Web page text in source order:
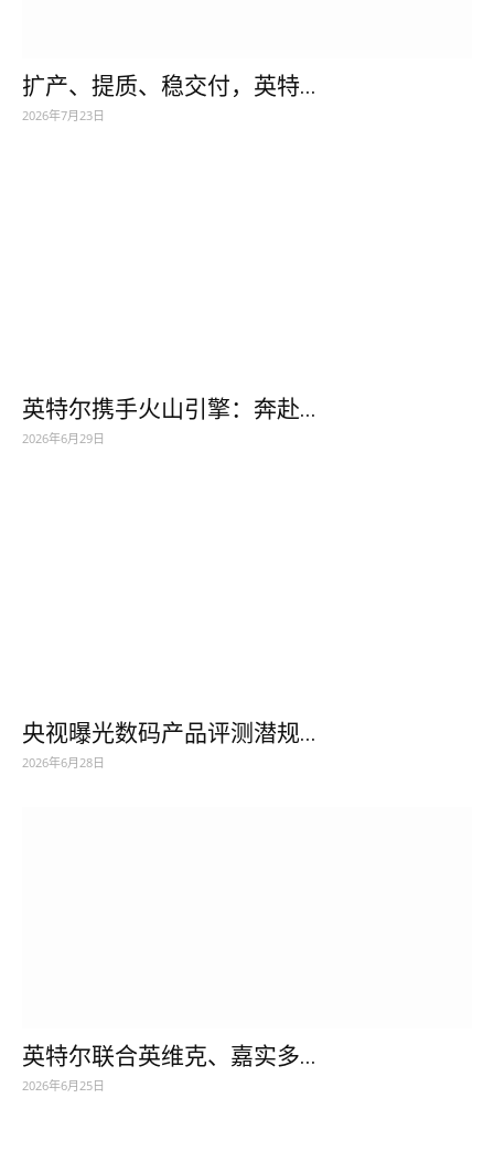
扩产、提质、稳交付，英特...
2026年7月23日
英特尔携手火山引擎：奔赴...
2026年6月29日
央视曝光数码产品评测潜规...
2026年6月28日
英特尔联合英维克、嘉实多...
2026年6月25日